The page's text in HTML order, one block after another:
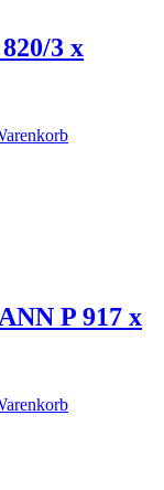
3 x
P 917 x